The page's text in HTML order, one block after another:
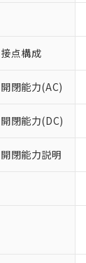
接点構成
開閉能力(AC)
開閉能力(DC)
開閉能力説明